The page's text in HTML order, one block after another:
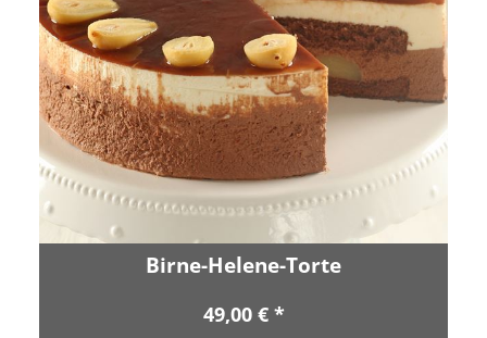
Birne-Helene-Torte
49,00 € *